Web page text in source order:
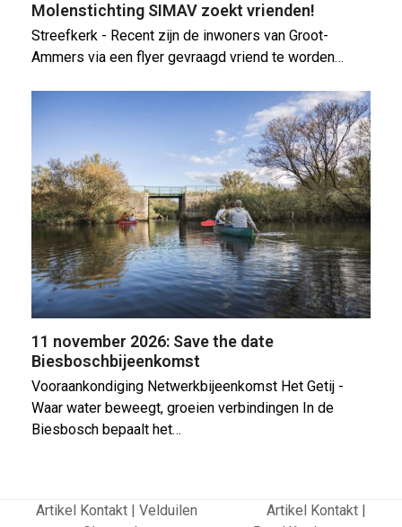
Molenstichting SIMAV zoekt vrienden!
Streefkerk - Recent zijn de inwoners van Groot-
Ammers via een flyer gevraagd vriend te worden…
11 november 2026: Save the date
Biesboschbijeenkomst
Vooraankondiging Netwerkbijeenkomst Het Getij -
Waar water beweegt, groeien verbindingen In de
Biesbosch bepaalt het…
Artikel Kontakt | Velduilen
Artikel Kontakt |